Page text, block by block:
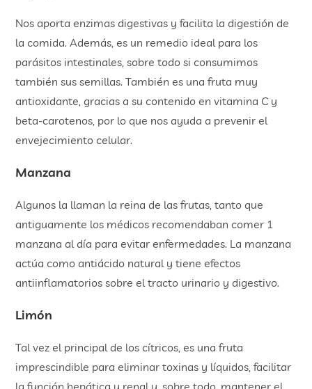
Nos aporta enzimas digestivas y facilita la digestión de
la comida. Además, es un remedio ideal para los
parásitos intestinales, sobre todo si consumimos
también sus semillas. También es una fruta muy
antioxidante, gracias a su contenido en vitamina C y
beta-carotenos, por lo que nos ayuda a prevenir el
envejecimiento celular.
Manzana
Algunos la llaman la reina de las frutas, tanto que
antiguamente los médicos recomendaban comer 1
manzana al día para evitar enfermedades. La manzana
actúa como antiácido natural y tiene efectos
antiinflamatorios sobre el tracto urinario y digestivo.
Limón
Tal vez el principal de los cítricos, es una fruta
imprescindible para eliminar toxinas y líquidos, facilitar